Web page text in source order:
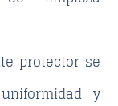
protector se
y